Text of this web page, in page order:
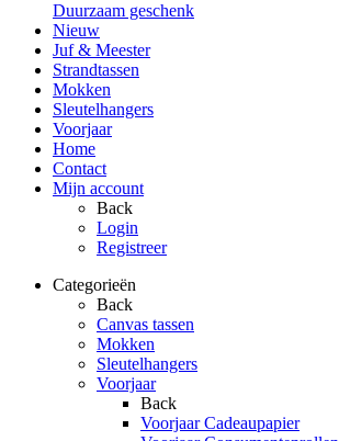
Duurzaam geschenk
Nieuw
Juf & Meester
Strandtassen
Mokken
Sleutelhangers
Voorjaar
Home
Contact
Mijn account
Back
Login
Registreer
Categorieën
Back
Canvas tassen
Mokken
Sleutelhangers
Voorjaar
Back
Voorjaar Cadeaupapier